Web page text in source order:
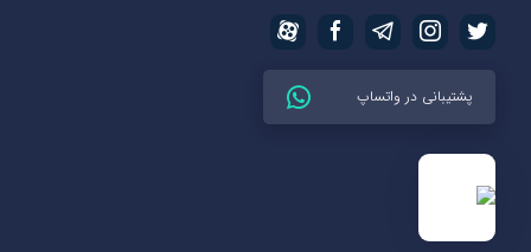
پشتیبانی در واتساپ